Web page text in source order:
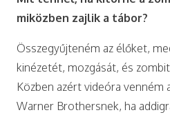
miközben zajlik a tábor?
Összegyűjteném az élőket,
kinézetét, mozgását, és
Közben azért videóra venném
Warner Brothersnek, ha